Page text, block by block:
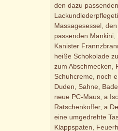
den dazu
Massagesessel,
passenden
Kanister
heiße Schokolade
zum Abschmecken,
Schuhcreme, noch
Duden, Sahne,
neue PC-Maus, a
Ratschenkoffer, a
eine umgedrehte
Klappspaten,